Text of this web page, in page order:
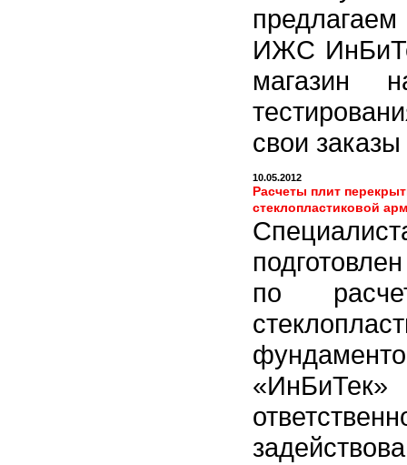
ИЖС
магазин
свои
10.05.2012
Расчеты плит
стеклопластиковой
по